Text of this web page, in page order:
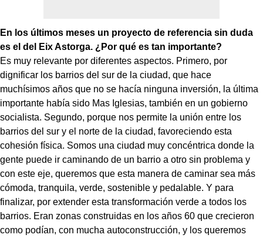
En los últimos meses un proyecto de referencia sin duda
es el del Eix Astorga. ¿Por qué es tan importante?
Es muy relevante por diferentes aspectos. Primero, por
dignificar los barrios del sur de la ciudad, que hace
muchísimos años que no se hacía ninguna inversión, la última
importante había sido Mas Iglesias, también en un gobierno
socialista. Segundo, porque nos permite la unión entre los
barrios del sur y el norte de la ciudad, favoreciendo esta
cohesión física. Somos una ciudad muy concéntrica donde la
gente puede ir caminando de un barrio a otro sin problema y
con este eje, queremos que esta manera de caminar sea más
cómoda, tranquila, verde, sostenible y pedalable. Y para
finalizar, por extender esta transformación verde a todos los
barrios. Eran zonas construidas en los años 60 que crecieron
como podían, con mucha autoconstrucción, y los queremos